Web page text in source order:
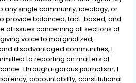
any single community, ideology, or
provide balanced, fact-based, and
of issues concerning all sections of
voice to marginalized,
disadvantaged communities, I
to reporting on matters of
Through rigorous journalism, I
accountability, constitutional